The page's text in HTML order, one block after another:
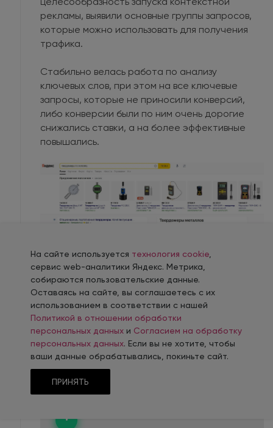
рекламы, выявили основные группы запросов,
которые можно использовать для получения
трафика.
Стабильно велась работа по анализу
ключевых слов, при этом на все ключевые
запросы, которые не приносили конверсий,
либо конверсии были по ним очень дорогие
снижались ставки, а на более эффективные
повышались.
Показатели контекстной рекламы за
последний месяц:
• Клики с Директа: 6194
•
На сайте используется технология cookie
сервис web-аналитики Яндекс. Метрика,
собираются пользовательские данные.
Оставаясь на сайте, вы соглашаетесь с их
использованием в соответствии с нашей
Политикой в отношении обработки
персональных данных и Согласием на обработку
персональных данных. Если вы не хотите, чтобы
ваши данные обрабатывались, покиньте сайт.
ПРИНЯТЬ